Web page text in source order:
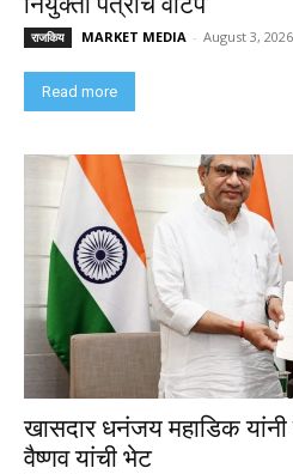
राजकिय MARKET MEDIA - August 3, 2026
Read more
खासदार धनंजय महाडिक यांनी
वैष्णव यांची भेट